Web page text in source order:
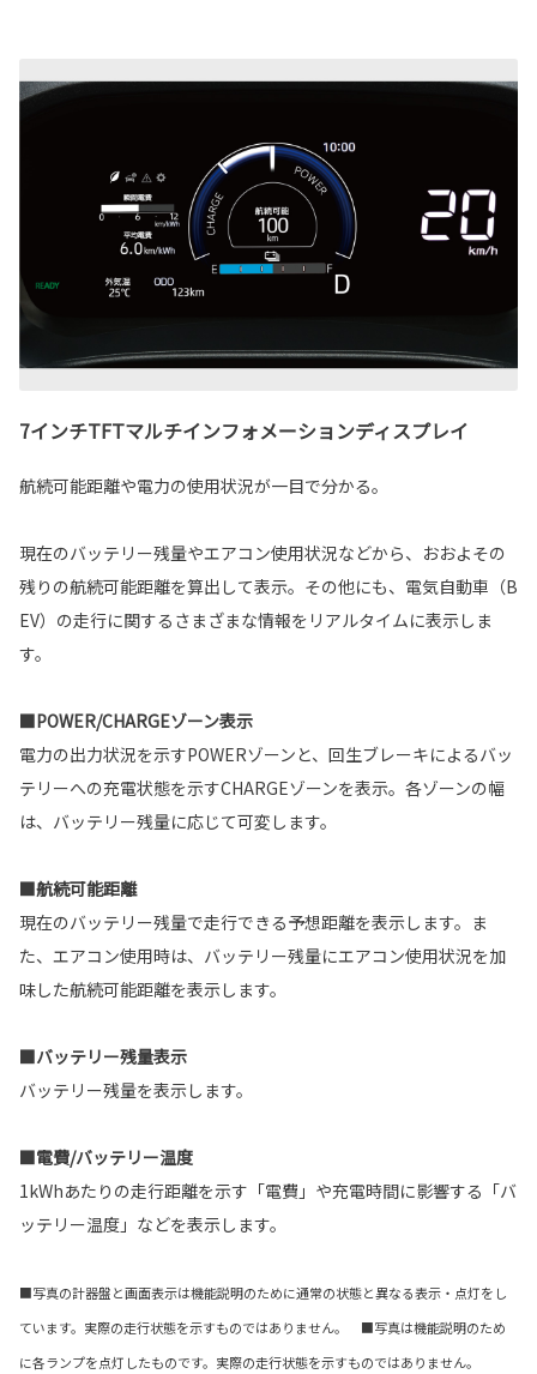
7インチTFTマルチインフォメーションディスプレイ
航続可能距離や電力の使用状況が一目で分かる。
現在のバッテリー残量やエアコン使用状況などから、おおよその
残りの航続可能距離を算出して表示。その他にも、電気自動車（B
EV）の走行に関するさまざまな情報をリアルタイムに表示しま
す。
■POWER/CHARGEゾーン表示
電力の出力状況を示すPOWERゾーンと、回生ブレーキによるバッ
テリーへの充電状態を示すCHARGEゾーンを表示。各ゾーンの幅
は、バッテリー残量に応じて可変します。
■航続可能距離
現在のバッテリー残量で走行できる予想距離を表示します。ま
た、エアコン使用時は、バッテリー残量にエアコン使用状況を加
味した航続可能距離を表示します。
■バッテリー残量表示
バッテリー残量を表示します。
■電費/バッテリー温度
1kWhあたりの走行距離を示す「電費」や充電時間に影響する「バ
ッテリー温度」などを表示します。
■写真の計器盤と画面表示は機能説明のために通常の状態と異なる表示・点灯をし
ています。実際の走行状態を示すものではありません。 ■写真は機能説明のため
に各ランプを点灯したものです。実際の走行状態を示すものではありません。